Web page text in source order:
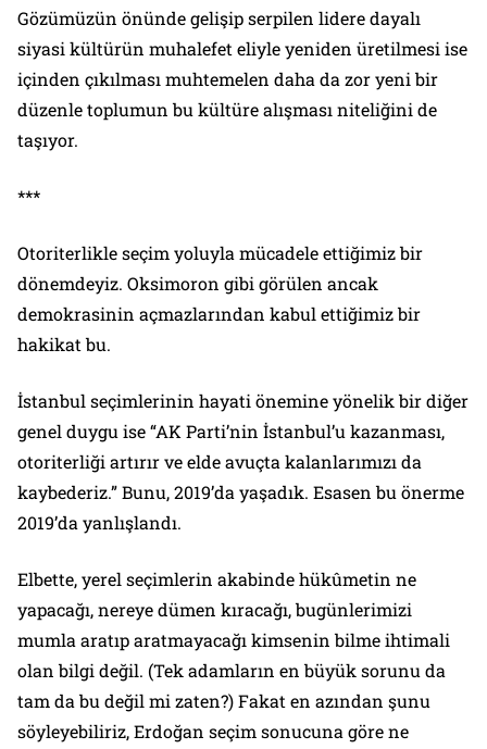
Gözümüzün önünde gelişip serpilen lidere dayalı
siyasi kültürün muhalefet eliyle yeniden üretilmesi ise
içinden çıkılması muhtemelen daha da zor yeni bir
düzenle toplumun bu kültüre alışması niteliğini de
taşıyor.
***
Otoriterlikle seçim yoluyla mücadele ettiğimiz bir
dönemdeyiz. Oksimoron gibi görülen ancak
demokrasinin açmazlarından kabul ettiğimiz bir
hakikat bu.
İstanbul seçimlerinin hayati önemine yönelik bir diğer
genel duygu ise “AK Parti’nin İstanbul’u kazanması,
otoriterliği artırır ve elde avuçta kalanlarımızı da
kaybederiz.” Bunu, 2019’da yaşadık. Esasen bu önerme
2019’da yanlışlandı.
Elbette, yerel seçimlerin akabinde hükûmetin ne
yapacağı, nereye dümen kıracağı, bugünlerimizi
mumla aratıp aratmayacağı kimsenin bilme ihtimali
olan bilgi değil. (Tek adamların en büyük sorunu da
tam da bu değil mi zaten?) Fakat en azından şunu
söyleyebiliriz, Erdoğan seçim sonucuna göre ne